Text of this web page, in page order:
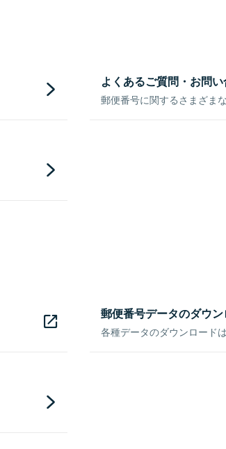
よくあるご質問・お問
郵便番号に関するさまざま
郵便番号データのダウ
各種データのダウンロード